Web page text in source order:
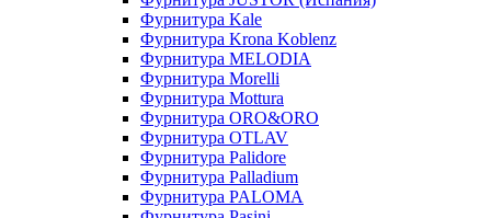
Фурнитура Kale
Фурнитура Krona Koblenz
Фурнитура MELODIA
Фурнитура Morelli
Фурнитура Mottura
Фурнитура ORO&ORO
Фурнитура OTLAV
Фурнитура Palidore
Фурнитура Palladium
Фурнитура PALOMA